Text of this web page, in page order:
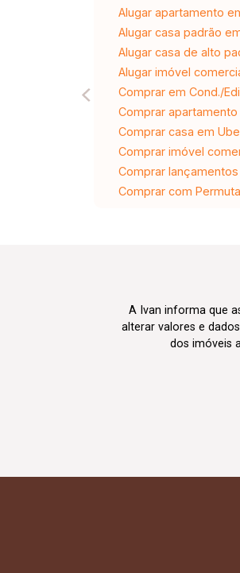
Alugar apartamento
Alugar casa padrão
Alugar casa de alto
Alugar imóvel
Comprar em Cond./
Comprar
Comprar casa em
Comprar imóvel
Comprar
Comprar com Permuta
A Ivan informa que
alterar valores e
dos imóveis